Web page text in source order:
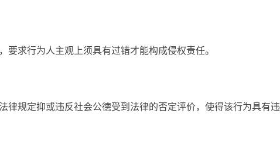
要求行为人主观上须具有过错才能构成侵权责任。
律规定抑或违反社会公德受到法律的否定评价，使得该行为具有违